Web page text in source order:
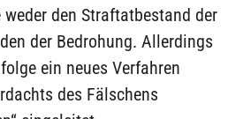
den Straftatbestand der
der Bedrohung. Allerdings
ein neues Verfahren
des Fälschens